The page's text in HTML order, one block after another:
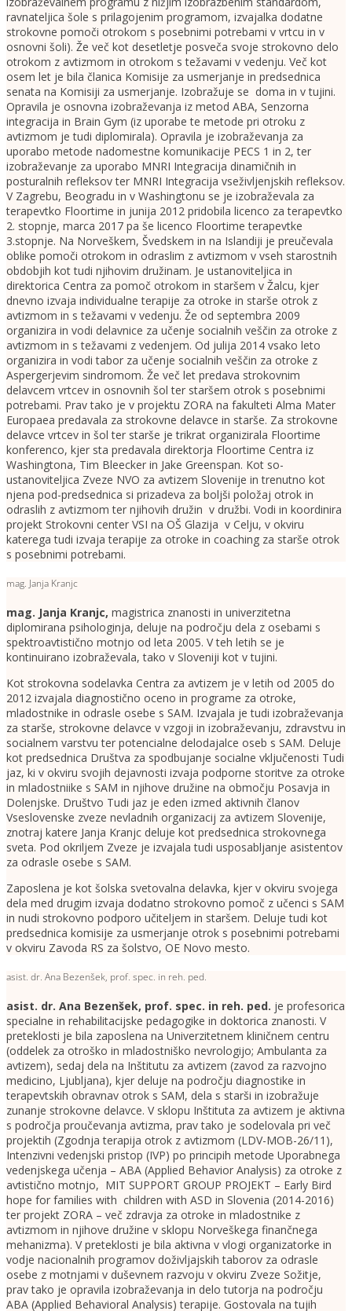
ravnateljica šole s prilagojenim programom, izvajalka dodatne
strokovne pomoči otrokom s posebnimi potrebami v vrtcu in v
osnovni šoli). Že več kot desetletje posveča svoje strokovno delo
otrokom z avtizmom in otrokom s težavami v vedenju. Več kot
osem let je bila članica Komisije za usmerjanje in predsednica
senata na Komisiji za usmerjanje. Izobražuje se doma in v tujini.
Opravila je osnovna izobraževanja iz metod ABA, Senzorna
integracija in Brain Gym (iz uporabe te metode pri otroku z
avtizmom je tudi diplomirala). Opravila je izobraževanja za
uporabo metode nadomestne komunikacije PECS 1 in 2, ter
izobraževanje za uporabo MNRI Integracija dinamičnih in
posturalnih refleksov ter MNRI Integracija vseživljenjskih refleksov.
V Zagrebu, Beogradu in v Washingtonu se je izobraževala za
terapevtko Floortime in junija 2012 pridobila licenco za terapevtko
2. stopnje, marca 2017 pa še licenco Floortime terapevtke
3.stopnje. Na Norveškem, Švedskem in na Islandiji je preučevala
oblike pomoči otrokom in odraslim z avtizmom v vseh starostnih
obdobjih kot tudi njihovim družinam. Je ustanoviteljica in
direktorica Centra za pomoč otrokom in staršem v Žalcu, kjer
dnevno izvaja individualne terapije za otroke in starše otrok z
avtizmom in s težavami v vedenju. Že od septembra 2009
organizira in vodi delavnice za učenje socialnih veščin za otroke z
avtizmom in s težavami z vedenjem. Od julija 2014 vsako leto
organizira in vodi tabor za učenje socialnih veščin za otroke z
Aspergerjevim sindromom. Že več let predava strokovnim
delavcem vrtcev in osnovnih šol ter staršem otrok s posebnimi
potrebami. Prav tako je v projektu ZORA na fakulteti Alma Mater
Europaea predavala za strokovne delavce in starše. Za strokovne
delavce vrtcev in šol ter starše je trikrat organizirala Floortime
konferenco, kjer sta predavala direktorja Floortime Centra iz
Washingtona, Tim Bleecker in Jake Greenspan. Kot so-
ustanoviteljica Zveze NVO za avtizem Slovenije in trenutno kot
njena pod-predsednica si prizadeva za boljši položaj otrok in
odraslih z avtizmom ter njihovih družin v družbi. Vodi in koordinira
projekt Strokovni center VSI na OŠ Glazija v Celju, v okviru
katerega tudi izvaja terapije za otroke in coaching za starše otrok
s posebnimi potrebami.
mag. Janja Kranjc
mag. Janja Kranjc, magistrica znanosti in univerzitetna
diplomirana psihologinja, deluje na področju dela z osebami s
spektroavtistično motnjo od leta 2005. V teh letih se je
kontinuirano izobraževala, tako v Sloveniji kot v tujini.
Kot strokovna sodelavka Centra za avtizem je v letih od 2005 do
2012 izvajala diagnostično oceno in programe za otroke,
mladostnike in odrasle osebe s SAM. Izvajala je tudi izobraževanja
za starše, strokovne delavce v vzgoji in izobraževanju, zdravstvu in
socialnem varstvu ter potencialne delodajalce oseb s SAM. Deluje
kot predsednica Društva za spodbujanje socialne vključenosti Tudi
jaz, ki v okviru svojih dejavnosti izvaja podporne storitve za otroke
in mladostniike s SAM in njihove družine na območju Posavja in
Dolenjske. Društvo Tudi jaz je eden izmed aktivnih članov
Vseslovenske zveze nevladnih organizacij za avtizem Slovenije,
znotraj katere Janja Kranjc deluje kot predsednica strokovnega
sveta. Pod okriljem Zveze je izvajala tudi usposabljanje asistentov
za odrasle osebe s SAM.
Zaposlena je kot šolska svetovalna delavka, kjer v okviru svojega
dela med drugim izvaja dodatno strokovno pomoč z učenci s SAM
in nudi strokovno podporo učiteljem in staršem. Deluje tudi kot
predsednica komisije za usmerjanje otrok s posebnimi potrebami
v okviru Zavoda RS za šolstvo, OE Novo mesto.
asist. dr. Ana Bezenšek, prof. spec. in reh. ped.
asist. dr. Ana Bezenšek, prof. spec. in reh. ped. je profesorica
specialne in rehabilitacijske pedagogike in doktorica znanosti. V
preteklosti je bila zaposlena na Univerzitetnem kliničnem centru
(oddelek za otroško in mladostniško nevrologijo; Ambulanta za
avtizem), sedaj dela na Inštitutu za avtizem (zavod za razvojno
medicino, Ljubljana), kjer deluje na področju diagnostike in
terapevtskih obravnav otrok s SAM, dela s starši in izobražuje
zunanje strokovne delavce. V sklopu Inštituta za avtizem je aktivna
s področja proučevanja avtizma, prav tako je sodelovala pri več
projektih (Zgodnja terapija otrok z avtizmom (LDV-MOB-26/11),
Intenzivni vedenjski pristop (IVP) po principih metode Uporabnega
vedenjskega učenja – ABA (Applied Behavior Analysis) za otroke z
avtistično motnjo, MIT SUPPORT GROUP PROJEKT – Early Bird
hope for families with children with ASD in Slovenia (2014-2016)
ter projekt ZORA – več zdravja za otroke in mladostnike z
avtizmom in njihove družine v sklopu Norveškega finančnega
mehanizma). V preteklosti je bila aktivna v vlogi organizatorke in
vodje nacionalnih programov doživljajskih taborov za odrasle
osebe z motnjami v duševnem razvoju v okviru Zveze Sožitje,
prav tako je opravila izobraževanja in delo tutorja na področju
ABA (Applied Behavioral Analysis) terapije. Gostovala na tujih